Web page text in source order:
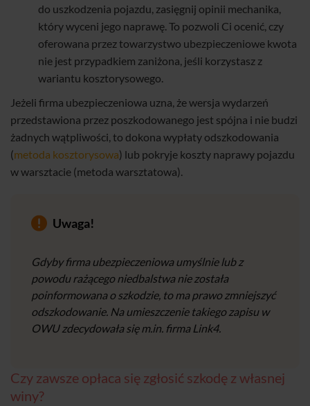
do uszkodzenia pojazdu, zasięgnij opinii mechanika,
który wyceni jego naprawę. To pozwoli Ci ocenić, czy
oferowana przez towarzystwo ubezpieczeniowe kwota
nie jest przypadkiem zaniżona, jeśli korzystasz z
wariantu kosztorysowego.
Jeżeli firma ubezpieczeniowa uzna, że wersja wydarzeń
przedstawiona przez poszkodowanego jest spójna i nie budzi
żadnych wątpliwości, to dokona wypłaty odszkodowania
(metoda kosztorysowa) lub pokryje koszty naprawy pojazdu
w warsztacie (metoda warsztatowa).
Uwaga!
Gdyby firma ubezpieczeniowa umyślnie lub z
powodu rażącego niedbalstwa nie została
poinformowana o szkodzie, to ma prawo zmniejszyć
odszkodowanie. Na umieszczenie takiego zapisu w
OWU zdecydowała się m.in. firma Link4.
Czy zawsze opłaca się zgłosić szkodę z własnej
winy?